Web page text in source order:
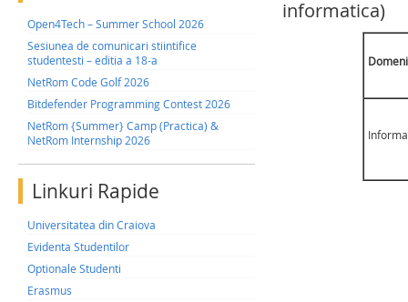
Open4Tech – Summer School 2026
Sesiunea de comunicari stiintifice
studentesti – editia a 18-a
NetRom Code Golf 2026
Bitdefender Programming Contest 2026
NetRom {Summer} Camp (Practica) &
NetRom Internship 2026
Linkuri Rapide
Universitatea din Craiova
Evidenta Studentilor
Optionale Studenti
Erasmus
informatica)